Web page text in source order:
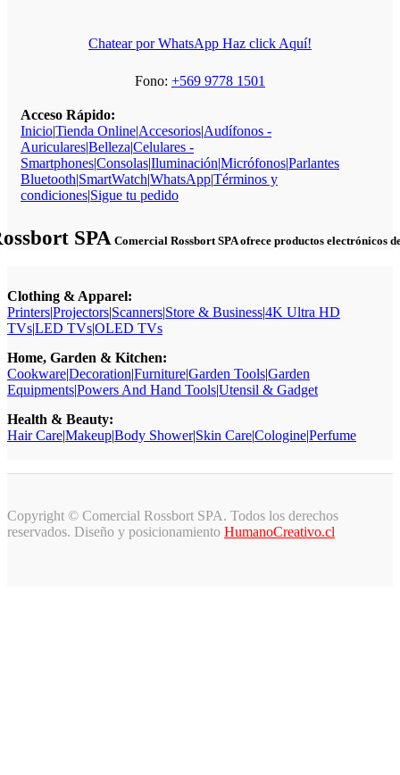
Chatear por WhatsApp Haz click Aquí!
Fono: +569 9778 1501
Acceso Rápido:
Inicio|Tienda Online|Accesorios|Audífonos -
Auriculares|Belleza|Celulares -
Smartphones|Consolas|Iluminación|Micrófonos|Parlantes
Bluetooth|SmartWatch|WhatsApp|Términos y
condiciones|Sigue tu pedido
SPA Comercial Rossbort SPA ofrece productos electrónicos
Clothing & Apparel:
Printers|Projectors|Scanners|Store & Business|4K Ultra HD
TVs|LED TVs|OLED TVs
Home, Garden & Kitchen:
Cookware|Decoration|Furniture|Garden Tools|Garden
Equipments|Powers And Hand Tools|Utensil & Gadget
Health & Beauty:
Hair Care|Makeup|Body Shower|Skin Care|Cologine|Perfume
Copyright © Comercial Rossbort SPA. Todos los derechos
reservados. Diseño y posicionamiento HumanoCreativo.cl